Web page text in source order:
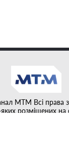
MTM Всі права
розміщених на